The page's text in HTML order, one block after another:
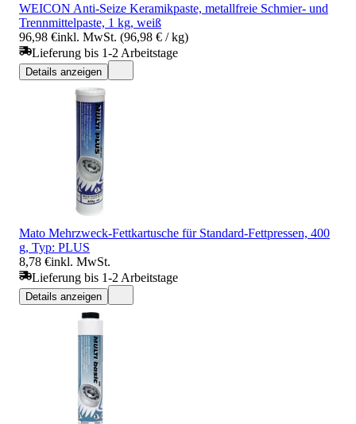
WEICON Anti-Seize Keramikpaste, metallfreie Schmier- und
Trennmittelpaste, 1 kg, weiß
96,98 €inkl. MwSt. (96,98 € / kg)
Lieferung bis 1-2 Arbeitstage
Details anzeigen
Mato Mehrzweck-Fettkartusche für Standard-Fettpressen, 400
g, Typ: PLUS
8,78 €inkl. MwSt.
Lieferung bis 1-2 Arbeitstage
Details anzeigen